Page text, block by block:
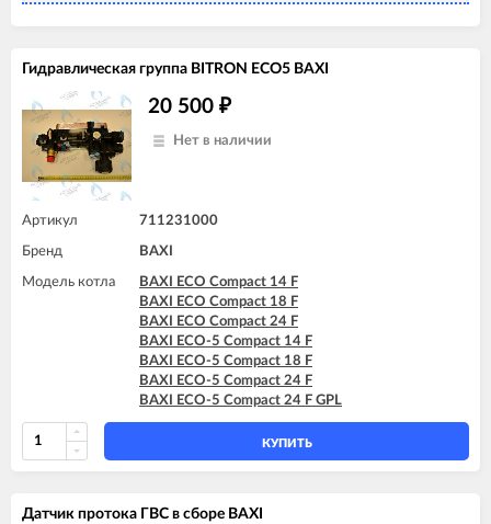
Гидравлическая группа BITRON ECO5 BAXI
20 500 ₽
Нет в наличии
Артикул 711231000
Бренд BAXI
Модель котла
BAXI ECO Compact 14 F
BAXI ECO Compact 18 F
BAXI ECO Compact 24 F
BAXI ECO-5 Compact 14 F
BAXI ECO-5 Compact 18 F
BAXI ECO-5 Compact 24 F
BAXI ECO-5 Compact 24 F GPL
КУПИТЬ
Датчик протока ГВС в сборе BAXI